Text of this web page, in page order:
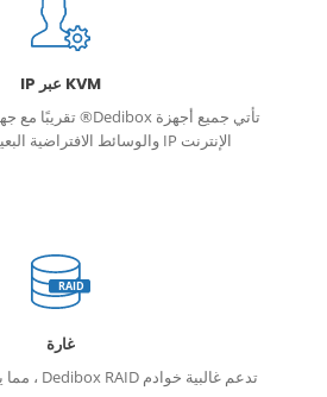
KVM عبر IP
الإنترنت IP والوسائط الافتراضية البعيدة كمعيار قياسي.
RAID
غارة
تدعم غالبية خوادم Dedibox RAID ، مما يوفر الموثوقية والأداء.